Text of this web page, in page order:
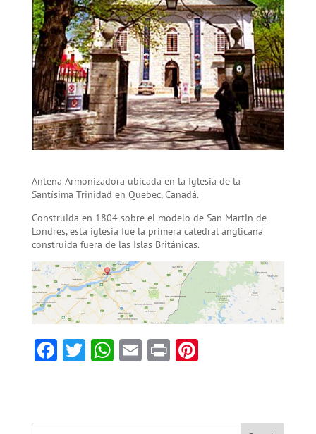
Antena Armonizadora ubicada en la Iglesia de la
Santísima Trinidad en Quebec, Canadá.
Construida en 1804 sobre el modelo de San Martin de
Londres, esta iglesia fue la primera catedral anglicana
construida fuera de las Islas Británicas.
F
b
T
er
W
sA
E
l
Pr Pi
es